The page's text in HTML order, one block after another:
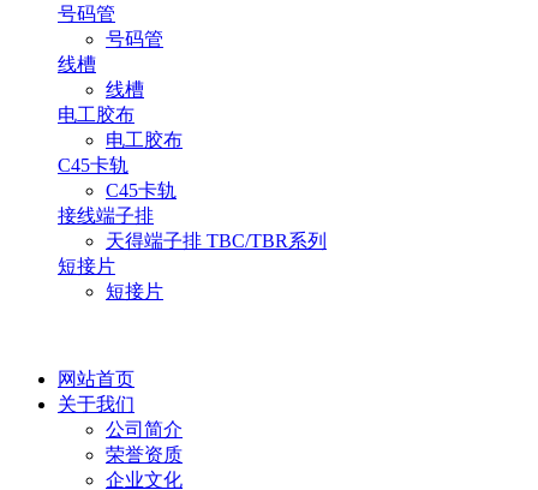
号码管
号码管
线槽
线槽
电工胶布
电工胶布
C45卡轨
C45卡轨
接线端子排
天得端子排 TBC/TBR系列
短接片
短接片
网站首页
关于我们
公司简介
荣誉资质
企业文化